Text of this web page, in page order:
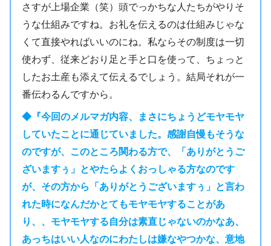
さすが上場企業（笑）頭でっかちな人たちがやりそ
うな仕組みですね。お礼を伝えるのは仕組みじゃな
くて直接やればいいのにね。私ならその制度は一切
使わず、従来どおり足と手と口を使って、ちょっと
したお土産も添えて伝えるでしょう。結局それが一
番伝わるんですから。
◆『今回のメルマガ内容、まさにちょうどモヤモヤ
していたことに通じていました。感謝自慢もそうな
のですが、このところ関わる方で、「ありがとうご
ざいますぅ」とやたらよくおっしゃる方なのです
が、その方から「ありがとうございますぅ」と言わ
れた時になんだかとてもモヤモヤすることがあ
り、、モヤモヤする自分は素直じゃないのかなあ、
あっちはいい人なのにわたしは嫌なやつかな、意地